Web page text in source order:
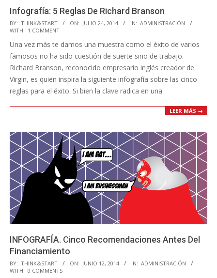
Infografía: 5 Reglas De Richard Branson
2014-
07-
24
BY: THINK&START ON: JULIO 24, 2014 IN: ADMINISTRACIÓN
WITH: 1 COMMENT
Una vez más te damos una muestra como el éxito de varios
famosos no ha sido cuestión de suerte sino de trabajo.
Richard Branson, reconocido empresario inglés creador de
Virgin, es quien inspira la siguiente infografía sobre las cinco
reglas para el éxito. Si bien la clave radica en una
LEER MÁS →
INFOGRAFÍA. Cinco Recomendaciones Antes Del
Financiamiento
2014-
06-
BY: THINK&START ON: JUNIO 12, 2014 IN: ADMINISTRACIÓN
WITH: 0 COMMENTS